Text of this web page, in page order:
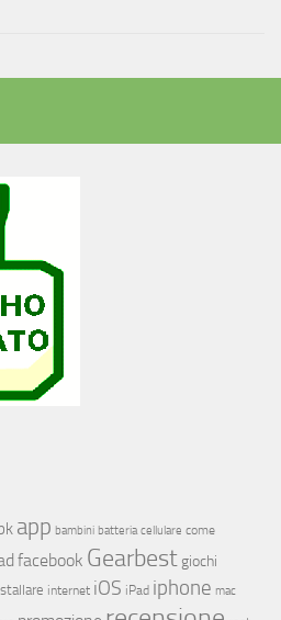
app bambini batteria cellulare come
facebook Gearbest giochi
internet iOS iPad iphone mac